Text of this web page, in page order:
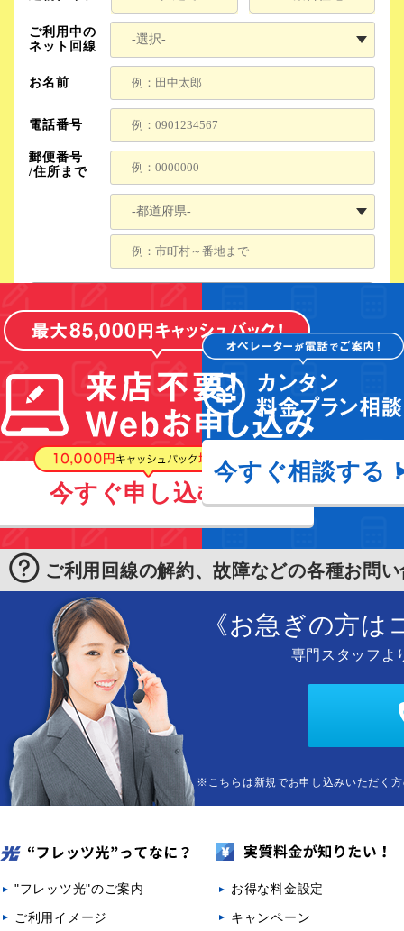
今すぐ申し込む！
今すぐ相談する
ご利用回線の解約、故障などの各種お問
《お急ぎの方
専門スタッフよ
※こちらは新規でお申し込みいただく
"フレッツ光"のご案内
ご利用イメージ
お得な料金設定
キャンペーン